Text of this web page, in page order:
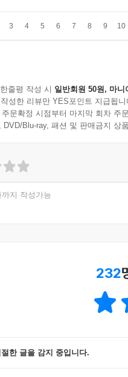
있는 소설’이라면 10권까지
루키가 돌아온 것이다. _알
에 놓여 있다. _알라딘 독자
3 4 5 6 7 8 9 10
줄평 작성 시 일반회원 50원, 마니
성한 리뷰만 YES포인트 지급됩니
문확정 시점부터 마지막 회차 주
DVD/Blu-ray, 패션 및 판매금지 상
지 작성가능
232
한 글을 감지 중입니다.